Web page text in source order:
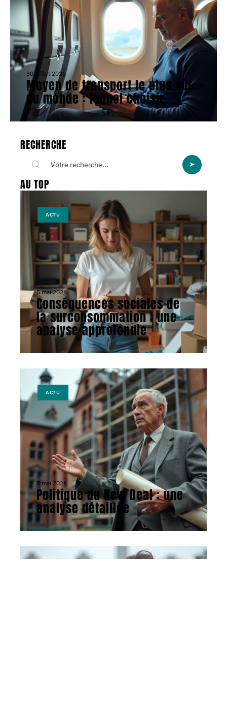
30 juillet 2026
Moyen de transport le plus sûr
du monde : lequel choisir
RECHERCHE
AU TOP
ACTU
5 mai 2026
Conséquences sociales de
la surconsommation : une
analyse approfondie
ACTU
5 mai 2026
Politique du New Deal : une
analyse détaillée